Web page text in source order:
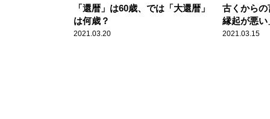
「還暦」は60歳、では「大還暦」
は何歳？
2021.03.20
古くから
縁起が悪
2021.03.15